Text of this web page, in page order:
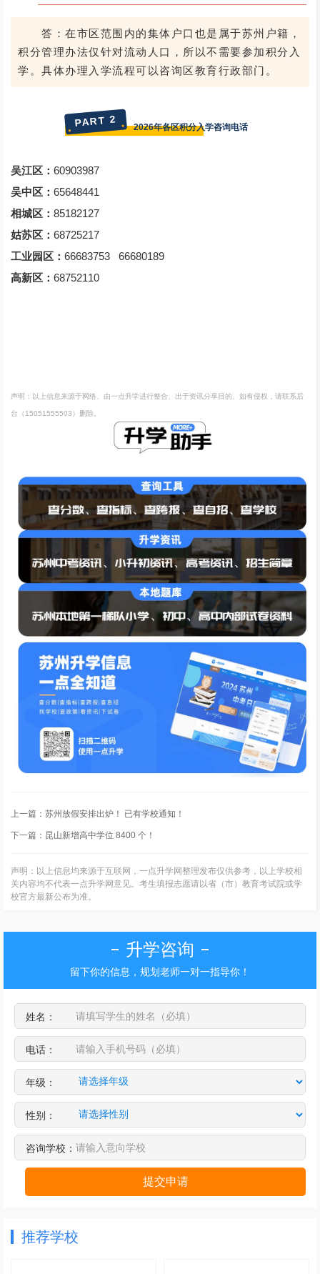
答：在市区范围内的集体户口也是属于苏州户籍，
积分管理办法仅针对流动人口，所以不需要参加积分入
学。具体办理入学流程可以咨询区教育行政部门。
PART 2 2026年各区积分入学咨询电话
吴江区： 60903987
吴中区： 65648441
相城区： 85182127
姑苏区： 68725217
工业园区： 66683753 66680189
高新区： 68752110
声明：以上信息来源于网络、由一点升学进行整合、出于资讯分享目的、如有侵权，请联系后
台（15051555503）删除。
上一篇： 苏州放假安排出炉！ 已有学校通知！
下一篇： 昆山新增高中学位 8400 个！
声明：以上信息均来源于互联网，一点升学网整理发布仅供参考，以上学校相
关内容均不代表一点升学网意见。考生填报志愿请以省（市）教育考试院或学
校官方最新公布为准。
升学咨询
留下你的信息，规划老师一对一指导你！
姓名：
电话：
年级：
性别：
咨询学校：
提交申请
推荐学校